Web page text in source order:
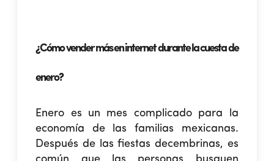
¿Cómo vender más en internet durante la cuesta de
enero?
Enero es un mes complicado para la
economía de las familias mexicanas.
Después de las fiestas decembrinas, es